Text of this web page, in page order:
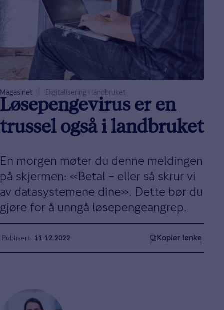
Magasinet Digitalisering i landbruket
Løsepengevirus er en
trussel også i landbruket
En morgen møter du denne meldingen
på skjermen: «Betal – eller så skrur vi
av datasystemene dine». Dette bør du
gjøre for å unngå løsepengeangrep.
Publisert 11.12.2022 Kopier lenke